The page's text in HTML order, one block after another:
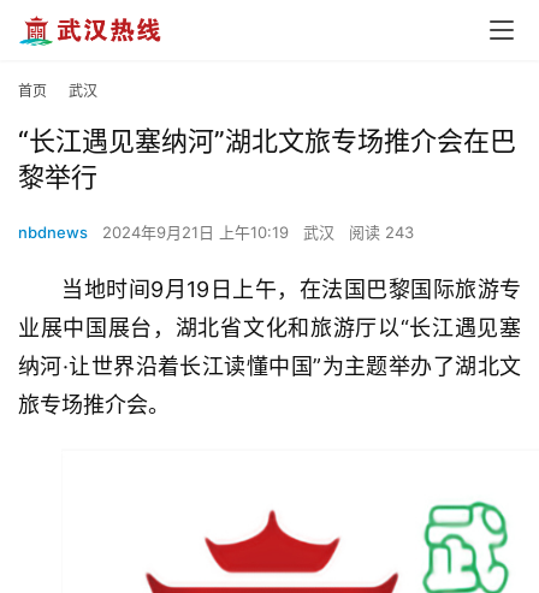
首页 武汉
“长江遇见塞纳河”湖北文旅专场推介会在巴
黎举行
nbdnews 2024年9月21日 上午10:19 武汉 阅读 243
当地时间9月19日上午，在法国巴黎国际旅游专
业展中国展台，湖北省文化和旅游厅以“长江遇见塞
纳河·让世界沿着长江读懂中国”为主题举办了湖北文
旅专场推介会。